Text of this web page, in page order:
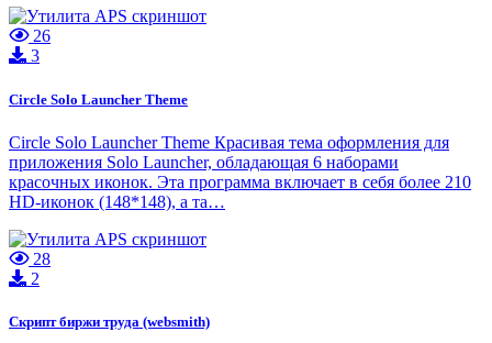
26
3
Circle Solo Launcher Theme
Circle Solo Launcher Theme Красивая тема оформления для
приложения Solo Launcher, обладающая 6 наборами
красочных иконок. Эта программа включает в себя более 210
HD-иконок (148*148), а та…
28
2
Скрипт биржи труда (websmith)